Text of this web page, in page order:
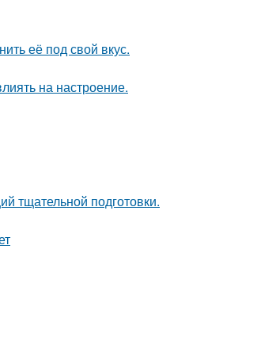
её под свой вкус.
на настроение.
тщательной подготовки.